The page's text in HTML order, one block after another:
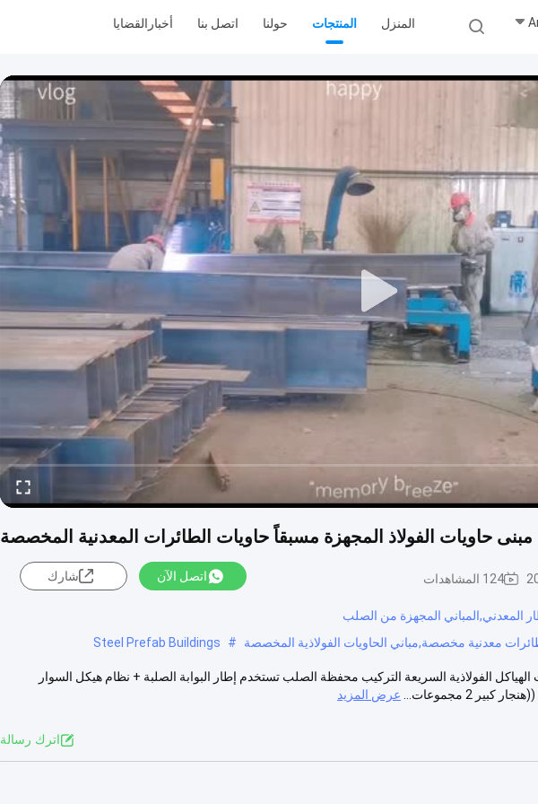
المنزل المنتجات حولنا اتصل بنا أخبار القضايا
مبنى حاويات الفولاذ المجهزة مسبقاً حاويات الطائرات المعدنية المخصصة
124 المشاهدات اتصل الآن شارك
المعدني,المباني المجهزة من الصلب
معدنية مخصصة,مباني الحاويات الفولاذية المخصصة #
Steel Prefab Buildings
الهياكل الفولاذية السريعة التركيب محفظة الصلب تستخدم إطار البوابة الصلبة + نظام هيكل السوار
عرض المزيد
اترك رسالة